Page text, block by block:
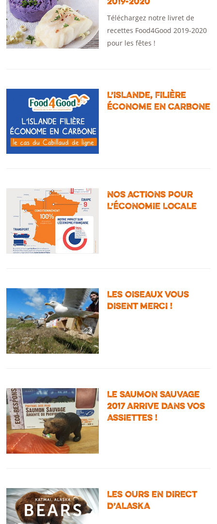
Téléchargez notre livret de
recettes Food4Good 2019-2020
pour les fêtes !
L’ISLANDE, FILIÈRE
ÉCONOME EN CARBONE
NOS ACTIONS POUR
L’ÉCONOMIE LOCALE
LES OISEAUX VOUS
DISENT MERCI !
LE SAUMON SAUVAGE
2017 ARRIVE DANS VOS
ASSIETTES !
LES OURS EN DIRECT
D’ALASKA